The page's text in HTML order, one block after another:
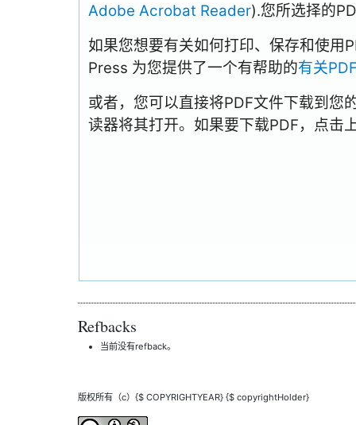
Adobe Acrobat Reader).您所选择的
如果您想要有关如何打印、保存和使用
Press 为您提供了一个有帮助的有关
或者，您可以直接将PDF文件下载到您
读器将其打开。如果要下载PDF，点击
Refbacks
当前没有refback。
版权所有（c）{$ COPYRIGHTYEAR} {$ copyrightHolder}